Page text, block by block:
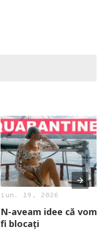
iun. 19, 2026
N-aveam idee că vom
fi blocați